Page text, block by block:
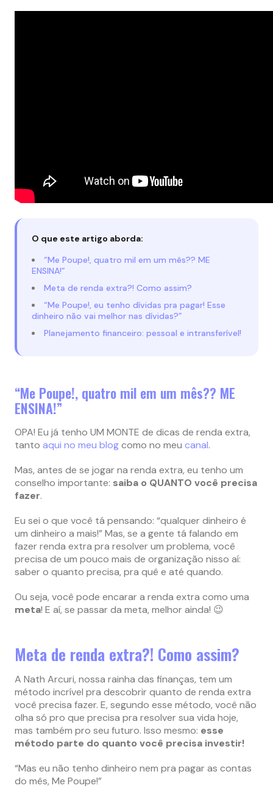
O que este artigo aborda:
“Me Poupe!, quatro mil em um mês?? ME
ENSINA!”
Meta de renda extra?! Como assim?
“Me Poupe!, eu tenho dívidas pra pagar! Esse
dinheiro não vai melhor nas dívidas?”
Planejamento financeiro: pessoal e intransferível!
“Me Poupe!, quatro mil em um mês?? ME
ENSINA!”
OPA! Eu já tenho UM MONTE de dicas de renda extra,
tanto aqui no meu blogcomo no meu canal.
Mas, antes de se jogar na renda extra, eu tenho um
conselho importante: saiba o QUANTO você precisa
fazer.
Eu sei o que você tá pensando: “qualquer dinheiro é
um dinheiro a mais!” Mas, se a gente tá falando em
fazer renda extra pra resolver um problema, você
precisa de um pouco mais de organização nisso aí:
saber o quanto precisa, pra quê e até quando.
Ou seja, você pode encarar a renda extra como uma
meta! E aí, se passar da meta, melhor ainda! 😉
Meta de renda extra?! Como assim?
A Nath Arcuri, nossa rainha das finanças, tem um
método incrível pra descobrir quanto de renda extra
você precisa fazer. E, segundo esse método, você não
olha só pro que precisa pra resolver sua vida hoje,
mas também pro seu futuro. Isso mesmo: esse
método parte do quanto você precisa investir!
“Mas eu não tenho dinheiro nem pra pagar as contas
do mês, Me Poupe!”